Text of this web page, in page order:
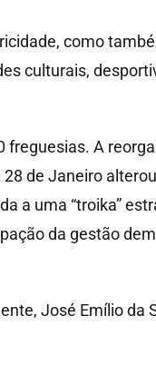
como
culturais,
freguesias. A
de Janeiro
uma “troika”
da gestão
José Emílio da